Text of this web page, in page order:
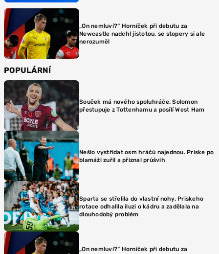
„On nemluví?“ Horníček při debutu za
Newcastle nadchl jistotou, se stopery si ale
nerozuměl
POPULÁRNÍ
Souček má nového spoluhráče. Solomon
přestupuje z Tottenhamu a posílí West Ham
Nešlo vystřídat osm hráčů najednou. Priske po
blamáži zuřil a přiznal průšvih
Sparta se střelila do vlastní nohy. Priskeho
rotace odhalila iluzi o kádru a zadělala na
dlouhodobý problém
„On nemluví?“ Horníček při debutu za